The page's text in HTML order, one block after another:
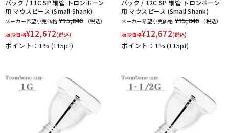
バック / 11C SP 細管 トロンボーン
用 マウスピース (Small Shank)
メーカー希望小売価格 ¥15,840
（税込）
販売価格¥12,672(税込)
ポイント：1% (115pt)
バック / 12C SP 細管 トロンボーン
用 マウスピース (Small Shank)
メーカー希望小売価格 ¥15,840
（税込）
販売価格¥12,672(税込)
ポイント：1%(115pt)